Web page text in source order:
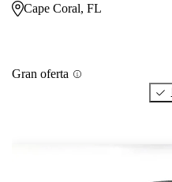
Cape Coral, FL
Gran oferta